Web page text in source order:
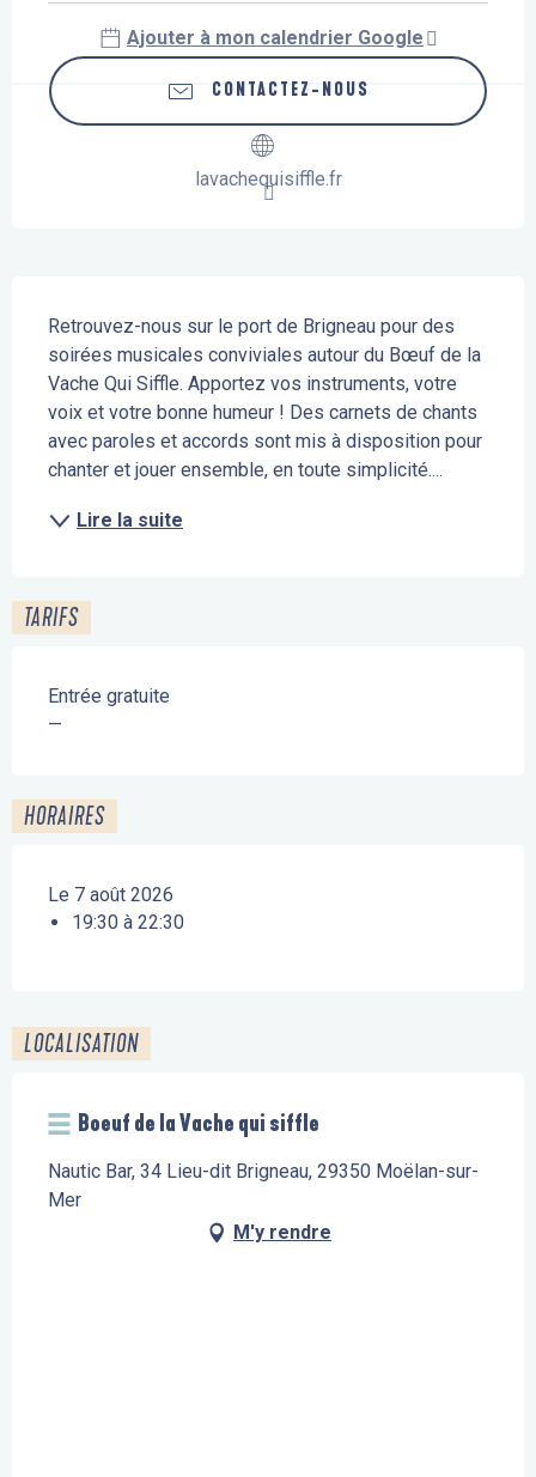
Ajouter à mon calendrier Google
CONTACTEZ-NOUS
lavachequisiffle.fr
Retrouvez-nous sur le port de Brigneau pour des
soirées musicales conviviales autour du Bœuf de la
Vache Qui Siffle. Apportez vos instruments, votre
voix et votre bonne humeur ! Des carnets de chants
avec paroles et accords sont mis à disposition pour
chanter et jouer ensemble, en toute simplicité....
Lire la suite
TARIFS
Entrée gratuite
—
HORAIRES
Le 7 août 2026
19:30 à 22:30
LOCALISATION
Boeuf de la Vache qui siffle
Nautic Bar, 34 Lieu-dit Brigneau, 29350 Moëlan-sur-
Mer
M'y rendre